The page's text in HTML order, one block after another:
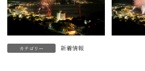
カテゴリー 新着情報